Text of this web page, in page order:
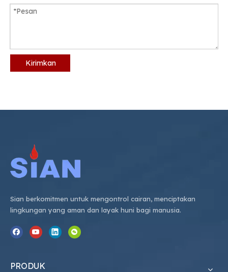
Kirimkan
Sian berkomitmen untuk mengontrol cairan, menciptakan
lingkungan yang aman dan layak huni bagi manusia.
PRODUK